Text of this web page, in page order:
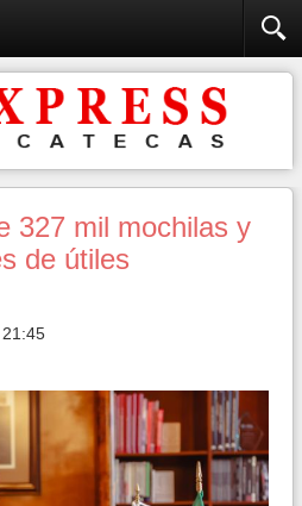
327 mil mochilas y
de útiles